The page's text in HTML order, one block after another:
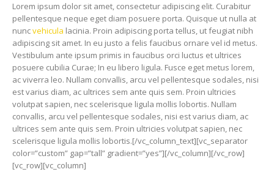
Lorem ipsum dolor sit amet, consectetur adipiscing elit. Curabitur
pellentesque neque eget diam posuere porta. Quisque ut nulla at
nuncvehicula lacinia. Proin adipiscing porta tellus, ut feugiat nibh
adipiscing sit amet. In eu justo a felis faucibus ornare vel id metus.
Vestibulum ante ipsum primis in faucibus orci luctus et ultrices
posuere cubilia Curae; In eu libero ligula. Fusce eget metus lorem,
ac viverra leo. Nullam convallis, arcu vel pellentesque sodales, nisi
est varius diam, ac ultrices sem ante quis sem. Proin ultricies
volutpat sapien, nec scelerisque ligula mollis lobortis. Nullam
convallis, arcu vel pellentesque sodales, nisi est varius diam, ac
ultrices sem ante quis sem. Proin ultricies volutpat sapien, nec
scelerisque ligula mollis lobortis.[/vc_column_text][vc_separator
color=”custom” gap=”tall” gradient=”yes”][/vc_column][/vc_row]
[vc_row][vc_column]